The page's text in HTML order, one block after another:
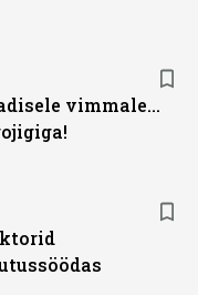
vimmale...